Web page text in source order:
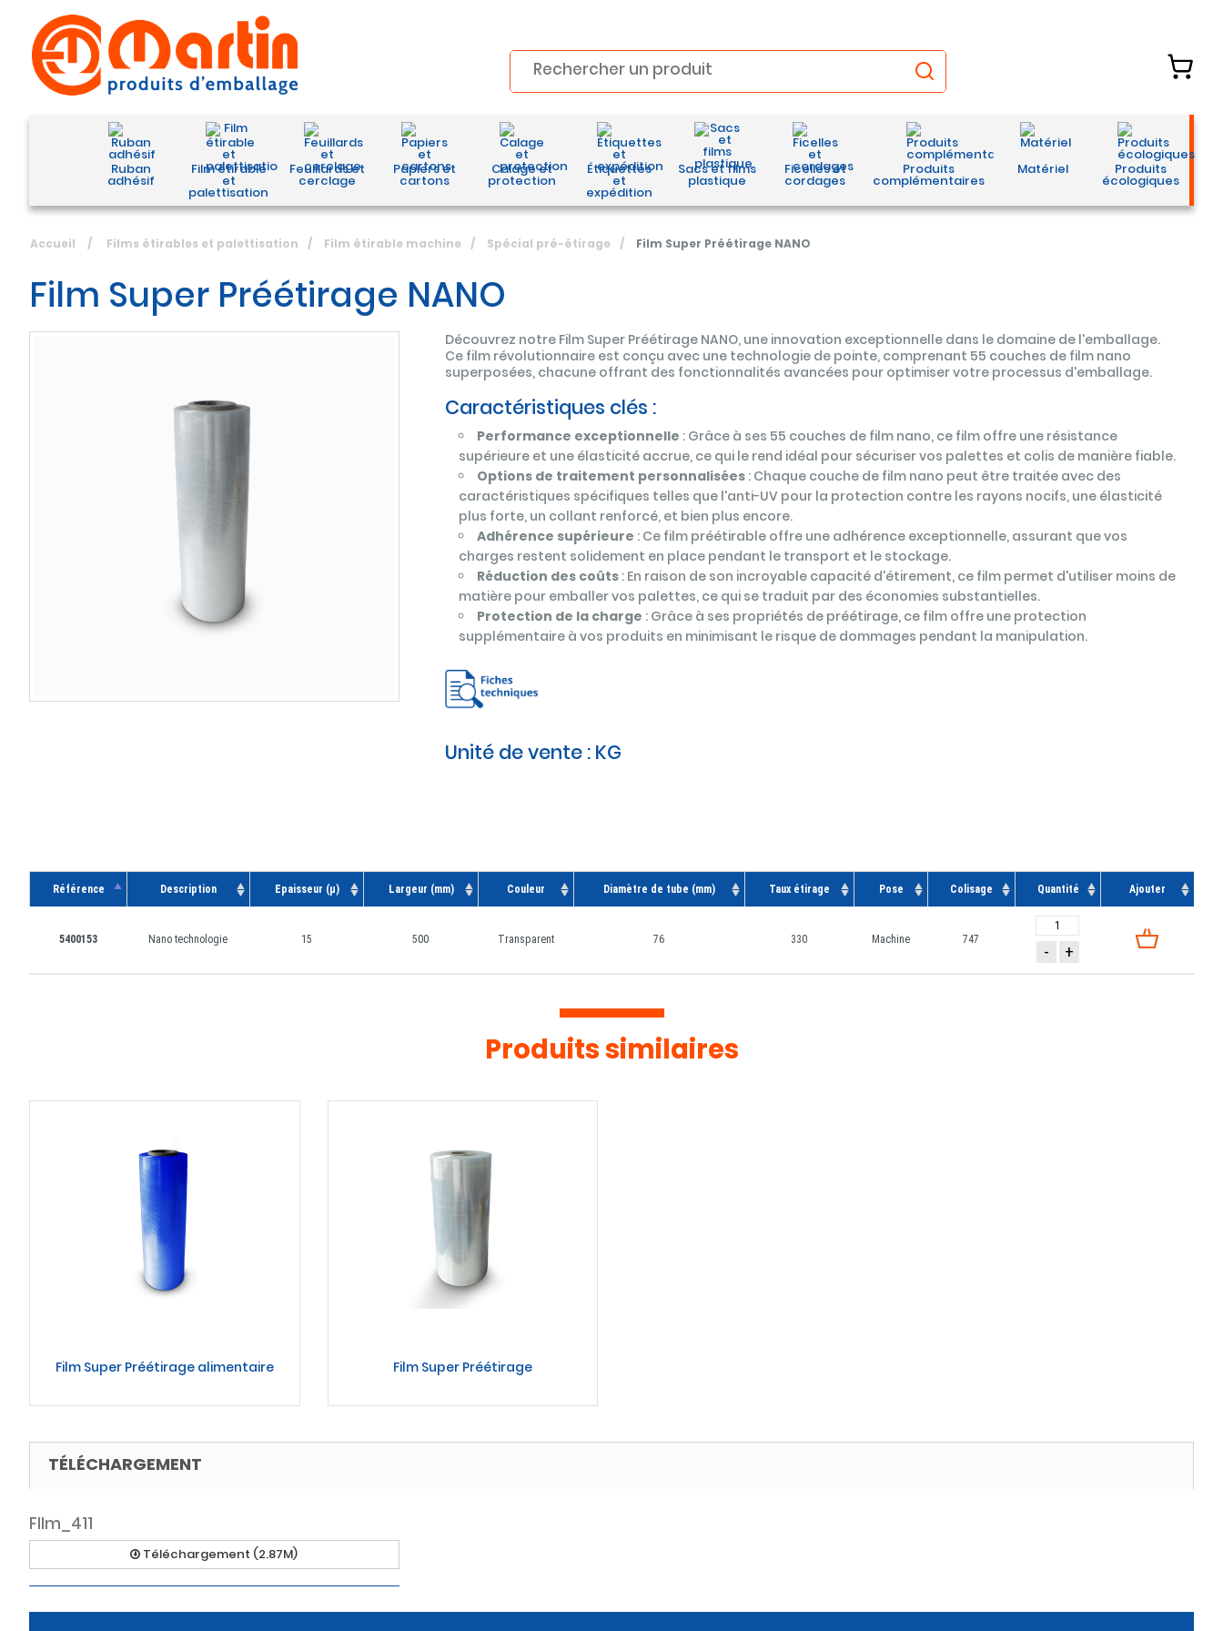
Ruban
adhésif
Film étirable
et
palettisation
Feuillards et
cerclage
Papiers et
cartons
Calage et
protection
Étiquettes
et
expédition
Sacs et films
plastique
Ficelles et
cordages
Produits
complémentaires
Matériel Produits
écologiques
Accueil / Films étirables et palettisation / Film étirable machine / Spécial pré-étirage / Film Super Préétirage NANO
Film Super Préétirage NANO
Découvrez notre Film Super Préétirage NANO, une innovation exceptionnelle dans le domaine de l'emballage.
Ce film révolutionnaire est conçu avec une technologie de pointe, comprenant 55 couches de film nano
superposées, chacune offrant des fonctionnalités avancées pour optimiser votre processus d'emballage.
Caractéristiques clés :
Performance exceptionnelle : Grâce à ses 55 couches de film nano, ce film offre une résistance
supérieure et une élasticité accrue, ce qui le rend idéal pour sécuriser vos palettes et colis de manière fiable.
Options de traitement personnalisées: Chaque couche de film nano peut être traitée avec des
caractéristiques spécifiques telles que l'anti-UV pour la protection contre les rayons nocifs, une élasticité
plus forte, un collant renforcé, et bien plus encore.
Adhérence supérieure : Ce film préétirable offre une adhérence exceptionnelle, assurant que vos
charges restent solidement en place pendant le transport et le stockage.
Réduction des coûts: En raison de son incroyable capacité d'étirement, ce film permet d'utiliser moins de
matière pour emballer vos palettes, ce qui se traduit par des économies substantielles.
Protection de la charge : Grâce à ses propriétés de préétirage, ce film offre une protection
supplémentaire à vos produits en minimisant le risque de dommages pendant la manipulation.
Unité de vente : KG
Référence Description Epaisseur (µ) Largeur (mm) Couleur Diamètre de tube (mm) Taux étirage Pose Colisage Quantité Ajouter
5400153 Nano technologie 15 500 Transparent 76 330 Machine 747
- +
Produits similaires
Film Super Préétirage alimentaire Film Super Préétirage
TÉLÉCHARGEMENT
FIlm_411
Téléchargement (2.87M)